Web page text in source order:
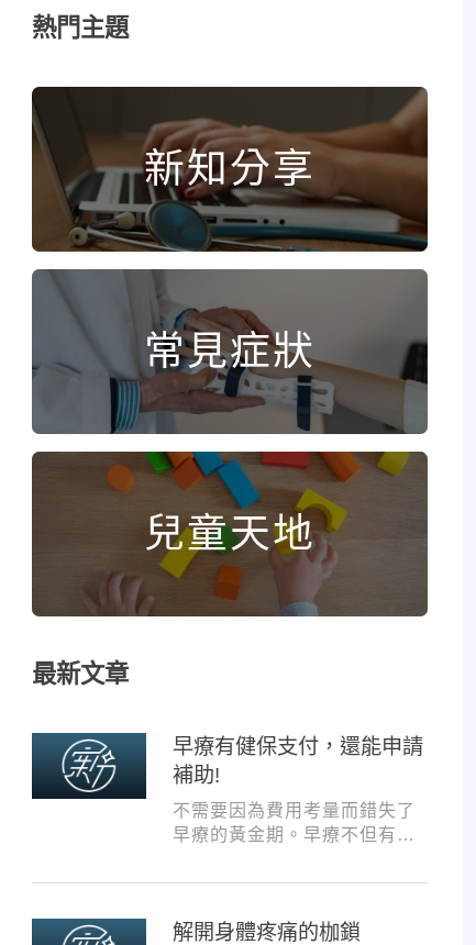
熱門主題
新知分享
常見症狀
兒童天地
最新文章
早療有健保支付，還能申請
補助!
不需要因為費用考量而錯失了
早療的黃金期。早療不但有健
與療育訓練補助，把握資源，
解開身體疼痛的枷鎖